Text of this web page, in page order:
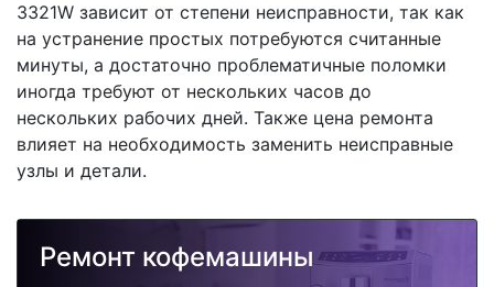
3321W зависит от степени неисправности, так как
на устранение простых потребуются считанные
минуты, а достаточно проблематичные поломки
иногда требуют от нескольких часов до
нескольких рабочих дней. Также цена ремонта
влияет на необходимость заменить неисправные
узлы и детали.
Ремонт кофемашины